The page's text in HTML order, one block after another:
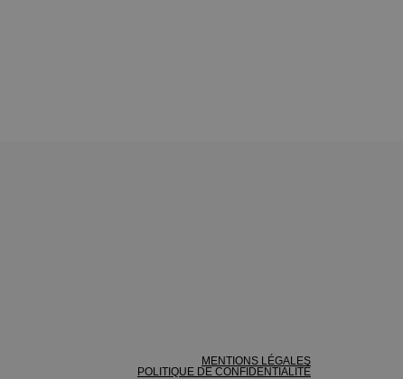
MENTIONS LÉGALES
POLITIQUE DE CONFIDENTIALITÉ